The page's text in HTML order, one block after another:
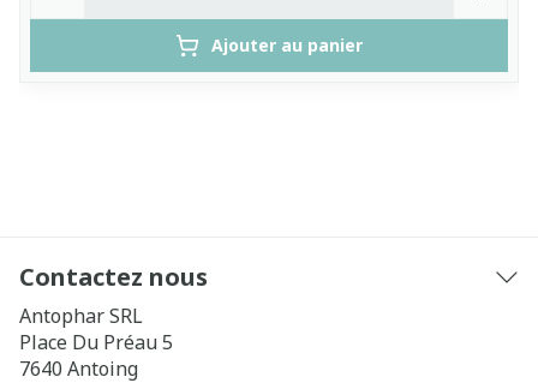
Ajouter au panier
Contactez nous
Antophar SRL
Place Du Préau 5
7640 Antoing